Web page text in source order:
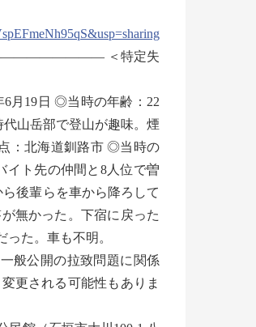
＜特定失
19日 ◎当時の年齢：22
山岳部で登山が趣味。煙
：北海道釧路市 ◎当時の
ト先の仲間と8人位で曽
後輩らを車から降ろして
無かった。下宿に戻った
た。車も不明。
般公開の拉致問題に関係
更される可能性もありま